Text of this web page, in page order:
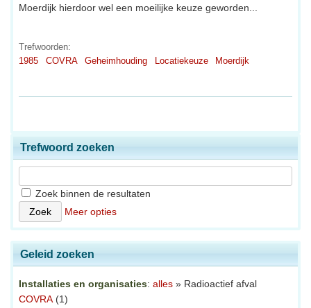
Moerdijk hierdoor wel een moeilijke keuze geworden...
Trefwoorden:
1985
COVRA Geheimhouding Locatiekeuze Moerdijk
Trefwoord zoeken
Zoek binnen de resultaten
Meer opties
Geleid zoeken
Installaties en organisaties: alles » Radioactief afval
COVRA (1)